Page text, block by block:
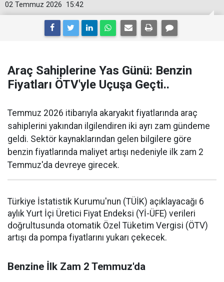
15:42
02 Temmuz 2026
Araç Sahiplerine Yas Günü: Benzin
Fiyatları ÖTV'yle Uçuşa Geçti..
Temmuz 2026 itibarıyla akaryakıt fiyatlarında araç
sahiplerini yakından ilgilendiren iki ayrı zam gündeme
geldi. Sektör kaynaklarından gelen bilgilere göre
benzin fiyatlarında maliyet artışı nedeniyle ilk zam 2
Temmuz'da devreye girecek.
Türkiye İstatistik Kurumu'nun (TÜİK) açıklayacağı 6
aylık Yurt İçi Üretici Fiyat Endeksi (Yİ-ÜFE) verileri
doğrultusunda otomatik Özel Tüketim Vergisi (ÖTV)
artışı da pompa fiyatlarını yukarı çekecek.
Benzine İlk Zam 2 Temmuz'da